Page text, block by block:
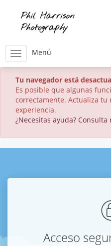
Menú
Tu navegador está
Es posible que algunas
correctamente. Actualiza
experiencia.
¿Necesitas ayuda?
Acceso